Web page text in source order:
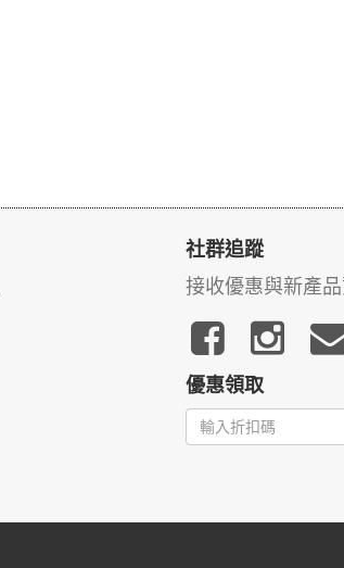
社群追蹤
接收優惠與新產
優惠領取